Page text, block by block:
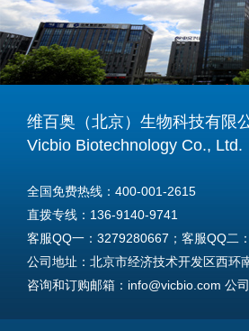
维百奥（北京）生物科技有限
Vicbio Biotechnology Co., Ltd.
全国免费热线：400-001-2615
直拨专线：136-9140-9741
客服QQ一：3279280667；客服QQ二
公司地址：北京市经济技术开发区西
咨询和订购邮箱：info@vicbio.com 公